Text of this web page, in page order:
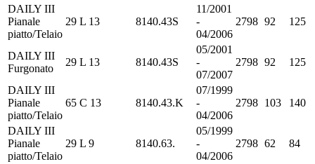
DAILY III
Pianale
piatto/Telaio
29 L 13 8140.43S
11/2001
-
04/2006
2798 92 125
DAILY III
Furgonato
29 L 13 8140.43S
05/2001
-
07/2007
2798 92 125
DAILY III
Pianale
piatto/Telaio
65 C 13 8140.43.K
07/1999
-
04/2006
2798 103 140
DAILY III
Pianale
piatto/Telaio
29 L 9 8140.63.
05/1999
-
04/2006
2798 62 84